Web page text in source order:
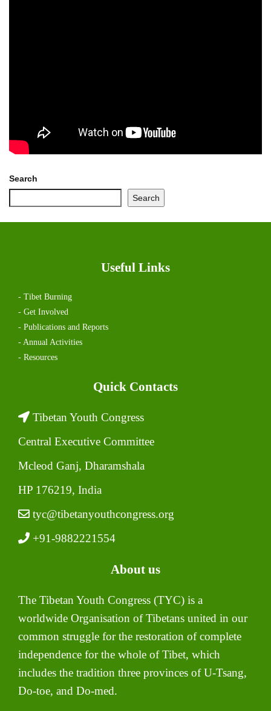
Search
Search
Useful Links
- Tibet Burning
- Get Involved
- Publications and Reports
- Annual Activities
- Resources
Quick Contacts
Tibetan Youth Congress
Central Executive Committee
Mcleod Ganj, Dharamshala
HP 176219, India
tyc@tibetanyouthcongress.org
+91-9882221554
About us
The Tibetan Youth Congress (TYC) is a
worldwide Organisation of Tibetans united in our
common struggle for the restoration of complete
independence for the whole of Tibet, which
includes the tradition three provinces of U-Tsang,
Do-toe, and Do-med.